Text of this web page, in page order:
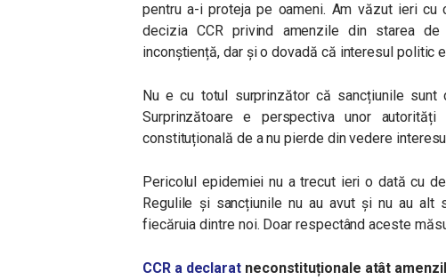
pentru a-i proteja pe oameni. Am văzut ieri
decizia CCR privind amenzile din starea
inconștiență, dar și o dovadă că interesul politic
Nu e cu totul surprinzător că sancțiunile sunt
Surprinzătoare e perspectiva unor
constituțională de a nu pierde din vedere
Pericolul epidemiei nu a trecut ieri o dată cu
Regulile și sancțiunile nu au avut și nu au
fiecăruia dintre noi. Doar respectând aceste
CCR a declarat neconstituționale atât